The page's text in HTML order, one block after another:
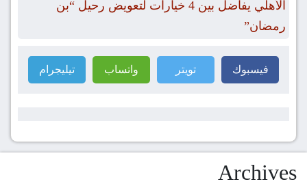
الأهلي يفاضل بين 4 خيارات لتعويض رحيل “بن
رمضان”
فيسبوك تويتر واتساب تيليجرام
Archives